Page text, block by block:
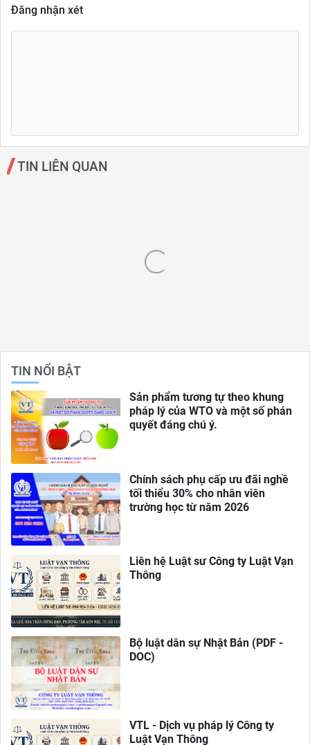
Đăng nhận xét
TIN LIÊN QUAN
TIN NỔI BẬT
Sản phẩm tương tự theo khung
pháp lý của WTO và một số phán
quyết đáng chú ý.
Chính sách phụ cấp ưu đãi nghề
tối thiểu 30% cho nhân viên
trường học từ năm 2026
Liên hệ Luật sư Công ty Luật Vạn
Thông
Bộ luật dân sự Nhật Bản (PDF -
DOC)
VTL - Dịch vụ pháp lý Công ty
Luật Vạn Thông